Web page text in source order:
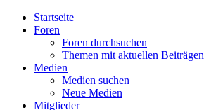
Startseite
Foren
Foren durchsuchen
Themen mit aktuellen Beiträgen
Medien
Medien suchen
Neue Medien
Mitglieder